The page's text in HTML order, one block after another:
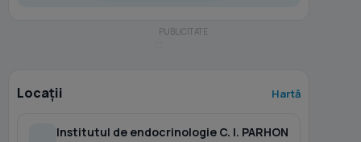
Locații Hartă
Institutul de endocrinologie C. I. PARHON